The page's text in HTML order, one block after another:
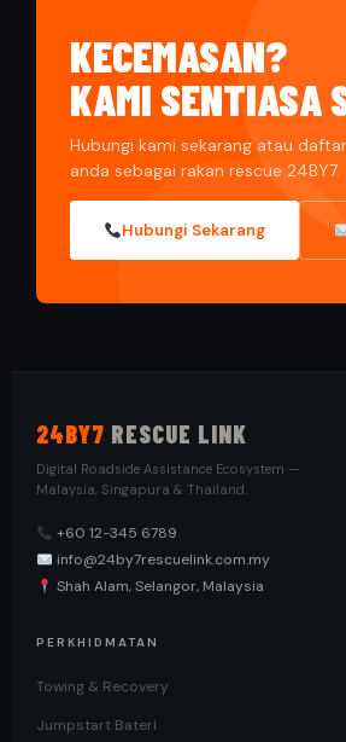
KECEMASAN?
KAMI SENTIASA
Hubungi kami sekarang atau
anda sebagai rakan rescue 24BY7.
Hubungi Sekarang
24BY7 RESCUE LINK
Digital Roadside Assistance Ecosystem —
Malaysia, Singapura & Thailand.
+60 12-345 6789
info@24by7rescuelink.com.my
Shah Alam, Selangor, Malaysia
PERKHIDMATAN
Towing & Recovery
Jumpstart Bateri